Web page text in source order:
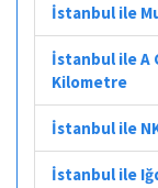
İstanbul ile
İstanbul ile A
Kilometre
İstanbul ile
İstanbul ile